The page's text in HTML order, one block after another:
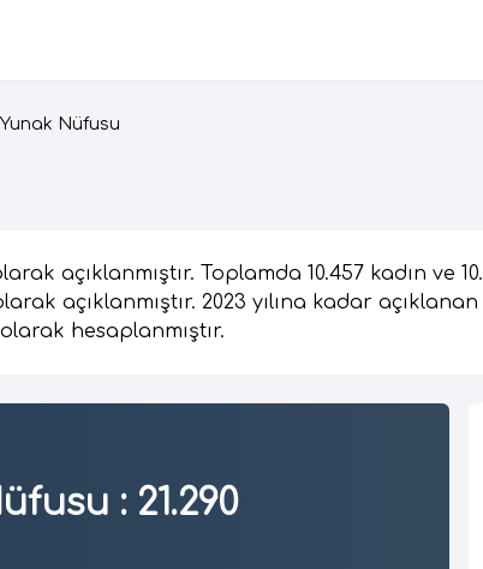
Yunak Nüfusu
açıklanmıştır. Toplamda 10.457 kadın ve
açıklanmıştır. 2023 yılına kadar
hesaplanmıştır.
: 21.290